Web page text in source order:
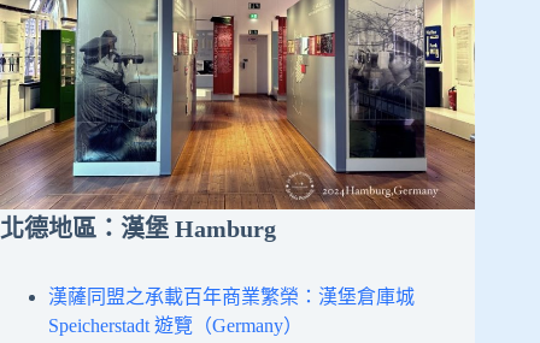
北德地區： 漢堡 Hamburg
漢薩同盟之承載百年商業繁榮：漢堡倉庫城
Speicherstadt 遊覽（Germany）